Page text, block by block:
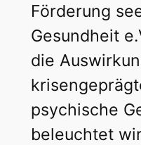
Förderung
Gesundheit
die
psychische
beleuchtet